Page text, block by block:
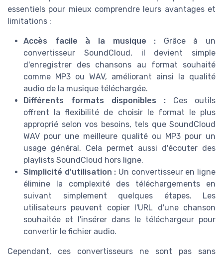
essentiels pour mieux comprendre leurs avantages et
limitations :
Accès facile à la musique : Grâce à un
convertisseur SoundCloud, il devient simple
d'enregistrer des chansons au format souhaité
comme MP3 ou WAV, améliorant ainsi la qualité
audio de la musique téléchargée.
Différents formats disponibles : Ces outils
offrent la flexibilité de choisir le format le plus
approprié selon vos besoins, tels que SoundCloud
WAV pour une meilleure qualité ou MP3 pour un
usage général. Cela permet aussi d'écouter des
playlists SoundCloud hors ligne.
Simplicité d'utilisation : Un convertisseur en ligne
élimine la complexité des téléchargements en
suivant simplement quelques étapes. Les
utilisateurs peuvent copier l'URL d'une chanson
souhaitée et l'insérer dans le téléchargeur pour
convertir le fichier audio.
Cependant, ces convertisseurs ne sont pas sans